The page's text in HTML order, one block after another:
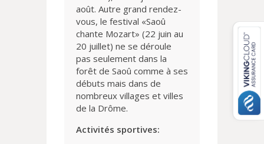
août. Autre grand rendez-
vous, le festival «Saoû
chante Mozart» (22 juin au
20 juillet) ne se déroule
pas seulement dans la
forêt de Saoû comme à ses
débuts mais dans de
nombreux villages et villes
de la Drôme.
Activités sportives: